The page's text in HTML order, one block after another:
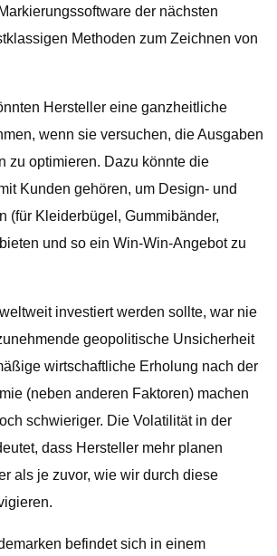
der nächsten
Methoden zum Zeichnen von
Hersteller eine ganzheitliche
wenn sie versuchen, die Ausgaben
zu optimieren. Dazu könnte die
Kunden gehören, um Design- und
(für Kleiderbügel, Gummibänder,
und so ein Win-Win-Angebot zu
investiert werden sollte, war nie
geopolitische Unsicherheit
wirtschaftliche Erholung nach der
(neben anderen Faktoren) machen
schwieriger. Die Volatilität in der
dass Hersteller mehr planen
als je zuvor, wie wir durch diese
befindet sich in einem